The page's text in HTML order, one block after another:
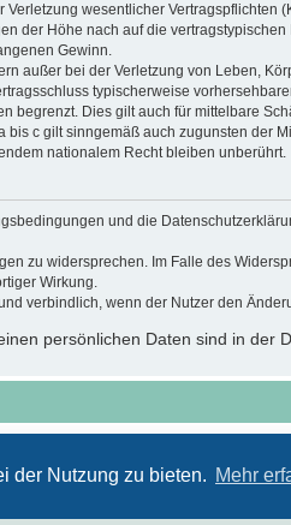
der Nutzung zu bieten. Mehr
Verletzung wesentlicher Vertragspflichten
der Höhe nach auf die
Gewinn.
außer bei der Verletzung von Leben,
typischerweise
begrenzt. Dies gilt auch für mittelbare
bis c gilt sinngemäß auch zugunsten der
nationalem Recht bleiben unberührt.
und die
zu widersprechen. Im Falle des
Wirkung.
verbindlich, wenn der Nutzer den
persönlichen Daten sind in der
Powered by phpBB® Forum Software ©
Deutsche Übersetzung durch